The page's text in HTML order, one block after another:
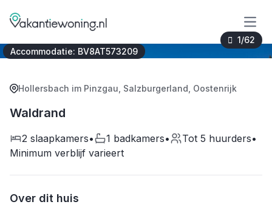
Accommodatie: BV8AT573209
1/62
Hollersbach im Pinzgau Salzburgerland Oostenrijk
Waldrand
2 slaapkamers• 1 badkamers• Tot 5 huurders•
Minimum verblijf varieert
Over dit huis